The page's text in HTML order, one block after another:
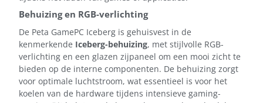
Behuizing en RGB-verlichting
De Peta GamePC Iceberg is gehuisvest in de
kenmerkende Iceberg-behuizing, met stijlvolle RGB-
verlichting en een glazen zijpaneel om een mooi zicht te
bieden op de interne componenten. De behuizing zorgt
voor optimale luchtstroom, wat essentieel is voor het
koelen van de hardware tijdens intensieve gaming-